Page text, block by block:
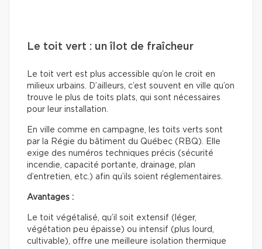
Le toit vert : un îlot de fraîcheur
Le toit vert est plus accessible qu’on le croit en
milieux urbains. D’ailleurs, c’est souvent en ville qu’on
trouve le plus de toits plats, qui sont nécessaires
pour leur installation.
En ville comme en campagne, les toits verts sont
par la Régie du bâtiment du Québec (RBQ). Elle
exige des numéros techniques précis (sécurité
incendie, capacité portante, drainage, plan
d’entretien, etc.) afin qu’ils soient réglementaires.
Avantages :
Le toit végétalisé, qu’il soit extensif (léger,
végétation peu épaisse) ou intensif (plus lourd,
cultivable), offre une meilleure isolation thermique